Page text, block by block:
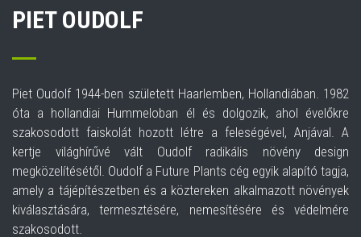
PIET OUDOLF
Piet Oudolf 1944-ben született Haarlemben, Hollandiában. 1982
óta a hollandiai Hummeloban él és dolgozik, ahol évelőkre
szakosodott faiskolát hozott létre a feleségével, Anjával. A
kertje világhírűvé vált Oudolf radikális növény design
megközelítésétől. Oudolf a Future Plants cég egyik alapító tagja,
amely a tájépítészetben és a köztereken alkalmazott növények
kiválasztására, termesztésére, nemesítésére és védelmére
szakosodott.